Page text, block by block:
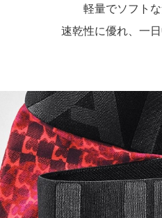
軽量でソフトな
速乾性に優れ、一日